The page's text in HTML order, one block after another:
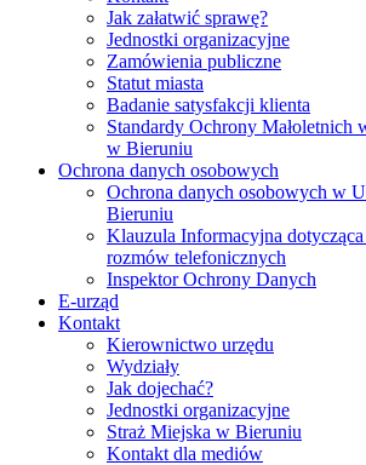
Jak załatwić sprawę?
Jednostki organizacyjne
Zamówienia publiczne
Statut miasta
Badanie satysfakcji klienta
Standardy Ochrony Małoletnich
w Bieruniu
Ochrona danych osobowych
Ochrona danych osobowych w
Bieruniu
Klauzula Informacyjna
rozmów telefonicznych
Inspektor Ochrony Danych
E-urząd
Kontakt
Kierownictwo urzędu
Wydziały
Jak dojechać?
Jednostki organizacyjne
Straż Miejska w Bieruniu
Kontakt dla mediów